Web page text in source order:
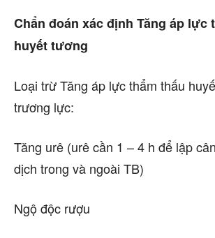
Chẩn đoán xác định Tăng áp lực
huyết tương
Loại trừ Tăng áp lực thẩm thấu
trương lực:
Tăng urê (urê cần 1 – 4 h để lập
dịch trong và ngoài TB)
Ngộ độc rượu